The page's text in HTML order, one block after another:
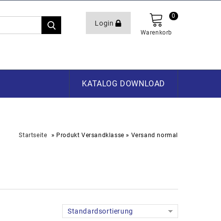
Login
Warenkorb
0
KATALOG DOWNLOAD
Startseite » Produkt Versandklasse » Versand normal
Standardsortierung